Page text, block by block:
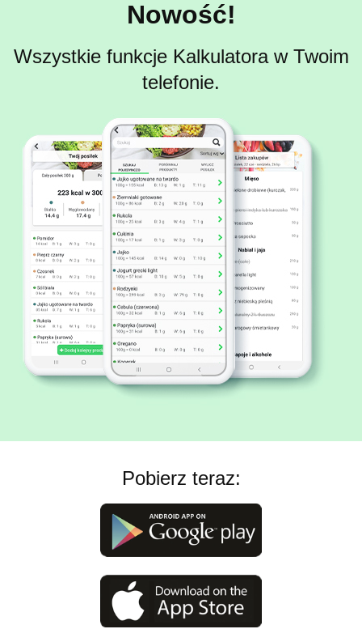
Nowość!
Wszystkie funkcje Kalkulatora w Twoim
telefonie.
Pobierz teraz: